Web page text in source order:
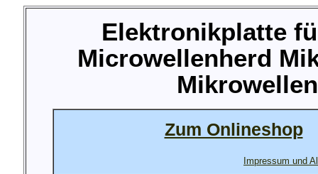
Elektronikplatte
Microwellenherd
Zum Onlineshop
Impressum und